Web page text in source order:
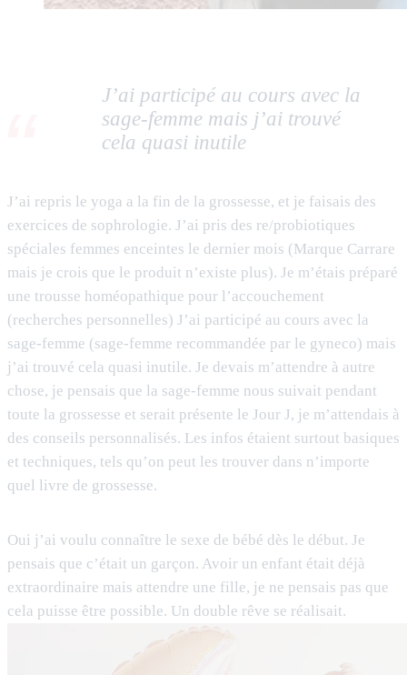
J’ai participé au cours avec la
sage-femme mais j’ai trouvé
cela quasi inutile
J’ai repris le yoga a la fin de la grossesse, et je faisais des
exercices de sophrologie. J’ai pris des re/probiotiques
spéciales femmes enceintes le dernier mois (Marque Carrare
mais je crois que le produit n’existe plus). Je m’étais préparé
une trousse homéopathique pour l’accouchement
(recherches personnelles) J’ai participé au cours avec la
sage-femme (sage-femme recommandée par le gyneco) mais
j’ai trouvé cela quasi inutile. Je devais m’attendre à autre
chose, je pensais que la sage-femme nous suivait pendant
toute la grossesse et serait présente le Jour J, je m’attendais à
des conseils personnalisés. Les infos étaient surtout basiques
et techniques, tels qu’on peut les trouver dans n’importe
quel livre de grossesse.
Oui j’ai voulu connaître le sexe de bébé dès le début. Je
pensais que c’était un garçon. Avoir un enfant était déjà
extraordinaire mais attendre une fille, je ne pensais pas que
cela puisse être possible. Un double rêve se réalisait.